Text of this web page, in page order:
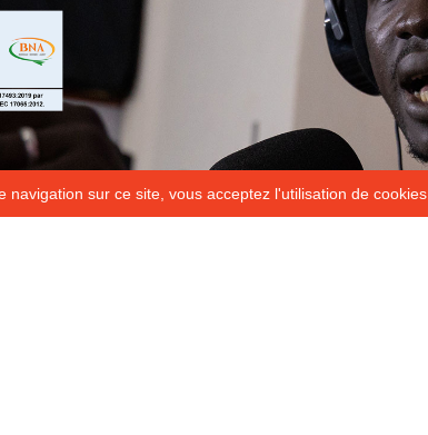
navigation sur ce site, vous acceptez l'utilisation de cookies.
ILS NOUS SOUTIENNENT